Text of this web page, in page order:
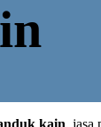
kain, jasa